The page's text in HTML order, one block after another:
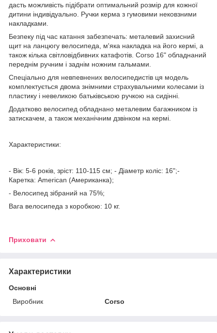
дасть можливість підібрати оптимальний розмір для кожної
дитини індивідуально. Ручки керма з гумовими нековзними
накладками.
Безпеку під час катання забезпечать: металевий захисний
щит на ланцюгу велосипеда, м'яка накладка на його кермі, а
також кілька світловідбивних катафотів. Corso 16" обладнаний
переднім ручним і заднім ножним гальмами.
Спеціально для невпевнених велосипедистів ця модель
комплектується двома знімними страхувальними колесами із
пластику і невеликою батьківською ручкою на сидінні.
Додатково велосипед обладнано металевим багажником із
затискачем, а також механічним дзвінком на кермі.
Характеристики:
- Вік: 5-6 років, зріст: 110-115 см; - Діаметр коліс: 16";-
Каретка: American (Американка);
- Велосипед зібраний на 75%;
Вага велосипеда з коробкою: 10 кг.
Приховати
Характеристики
Основні
Виробник
Corso